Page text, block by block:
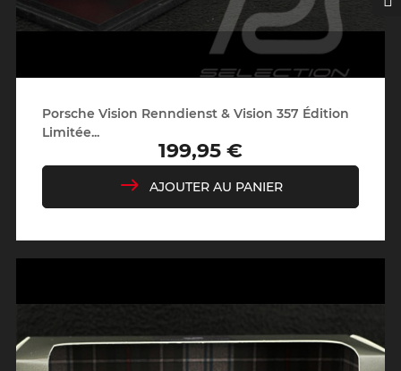
Porsche Vision Renndienst & Vision 357 Édition
Limitée...
Prix
199,95 €
AJOUTER AU PANIER